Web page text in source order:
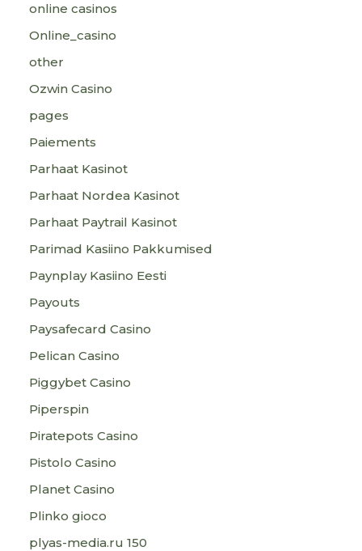
online casinos
Online_casino
other
Ozwin Casino
pages
Paiements
Parhaat Kasinot
Parhaat Nordea Kasinot
Parhaat Paytrail Kasinot
Parimad Kasiino Pakkumised
Paynplay Kasiino Eesti
Payouts
Paysafecard Casino
Pelican Casino
Piggybet Casino
Piperspin
Piratepots Casino
Pistolo Casino
Planet Casino
Plinko gioco
plyas-media.ru 150